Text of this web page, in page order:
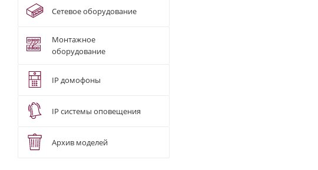
Сетевое оборудование
Монтажное
оборудование
IP домофоны
IP системы оповещения
Архив моделей